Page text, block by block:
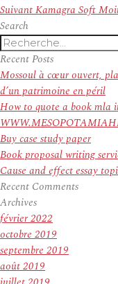
l’article
SuivantArticle
Kamagra Soft
Search
Recherche
pour
:
Recent Posts
Mossoul à cœur ouvert,
d’un patrimoine en péril
How to quote a book mla
Buy case study paper
Book proposal writing
Cause and effect essay
Recent Comments
Archives
février 2022
octobre 2019
septembre 2019
août 2019